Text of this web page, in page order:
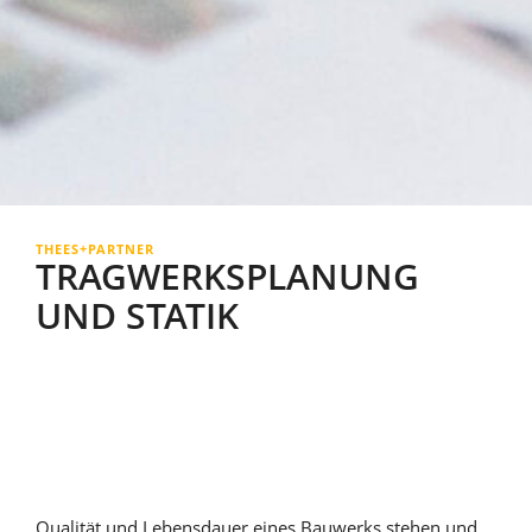
THEES+PARTNER
TRAGWERKS­PLANUNG
UND STATIK